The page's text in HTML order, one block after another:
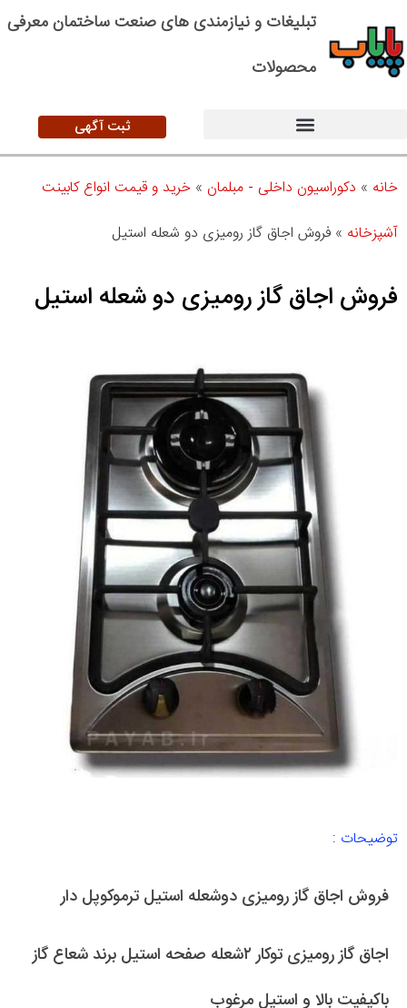
تبلیغات و نیازمندی های صنعت ساختمان معرفی
محصولات
ثبت آگهی
خانه » دکوراسیون داخلی - مبلمان » خرید و قیمت انواع کابینت
آشپزخانه » فروش اجاق گاز رومیزی دو شعله استیل
فروش اجاق گاز رومیزی دو شعله استیل
توضیحات :
فروش اجاق گاز رومیزی دوشعله استیل ترموکوپل دار
اجاق گاز رومیزی توکار ۲شعله صفحه استیل برند شعاع گاز
باکیفیت بالا و استیل مرغوب